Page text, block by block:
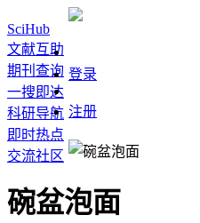
SciHub
文献互助
期刊查询
一搜即达
科研导航
即时热点
交流社区
登录
注册
碗盆泡面